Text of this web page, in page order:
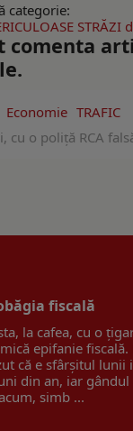
categorie:
STRĂZI
comenta
Economie TRAFIC
cu o poliță RCA
fiscală
la cafea, cu o
epifanie
că e sfârșitul lunii
din an, iar
simb ...